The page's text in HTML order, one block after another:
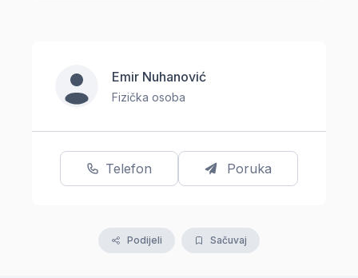
Emir Nuhanović
Fizička osoba
Telefon Poruka
Podijeli Sačuvaj